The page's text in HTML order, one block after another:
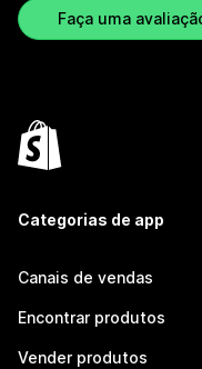
Faça uma
Categorias de app
Canais de vendas
Encontrar produtos
Vender produtos